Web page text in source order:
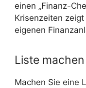
einen „Finanz-
Krisenzeiten
eigenen
Liste machen
Machen Sie eine